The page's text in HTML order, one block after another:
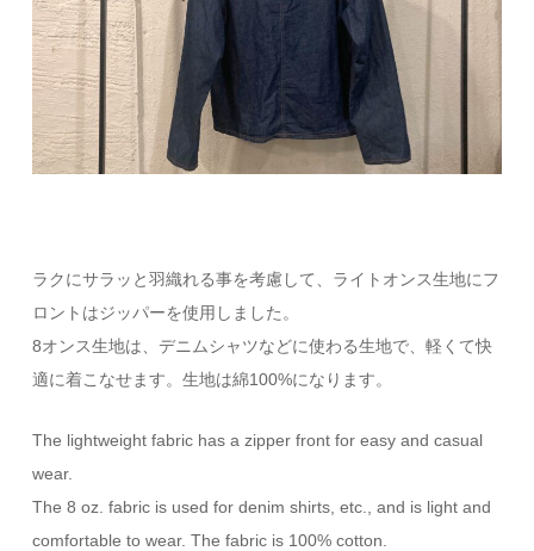
ラクにサラッと羽織れる事を考慮して、ライトオンス生地にフ
ロントはジッパーを使用しました。
8オンス生地は、デニムシャツなどに使わる生地で、軽くて快
適に着こなせます。生地は綿100%になります。
The lightweight fabric has a zipper front for easy and casual
wear.
The 8 oz. fabric is used for denim shirts, etc., and is light and
comfortable to wear. The fabric is 100% cotton.